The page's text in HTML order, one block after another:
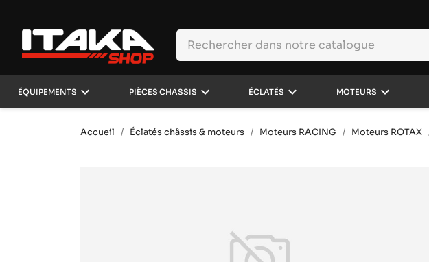
ÉQUIPEMENTS keyboard_arrow_down PIÈCES CHASSIS keyboard_arrow_down ÉCLATÉS keyboard_arrow_down MOTEURS keyboard_arrow_down
Accueil Éclatés châssis & moteurs Moteurs RACING Moteurs ROTAX